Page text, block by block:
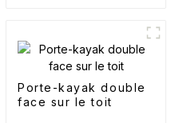
Porte-kayak double
face sur le toit